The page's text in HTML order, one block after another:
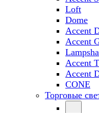
Loft
Dome
Accent
Accent
Accent
Accent
CONE
Торговые